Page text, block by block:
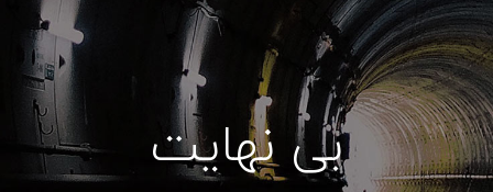
بی نهایت